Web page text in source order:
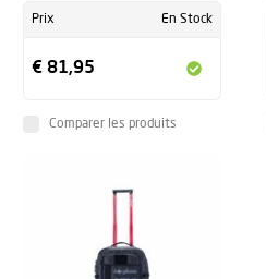
Prix En Stock
€ 81,95
Comparer les produits